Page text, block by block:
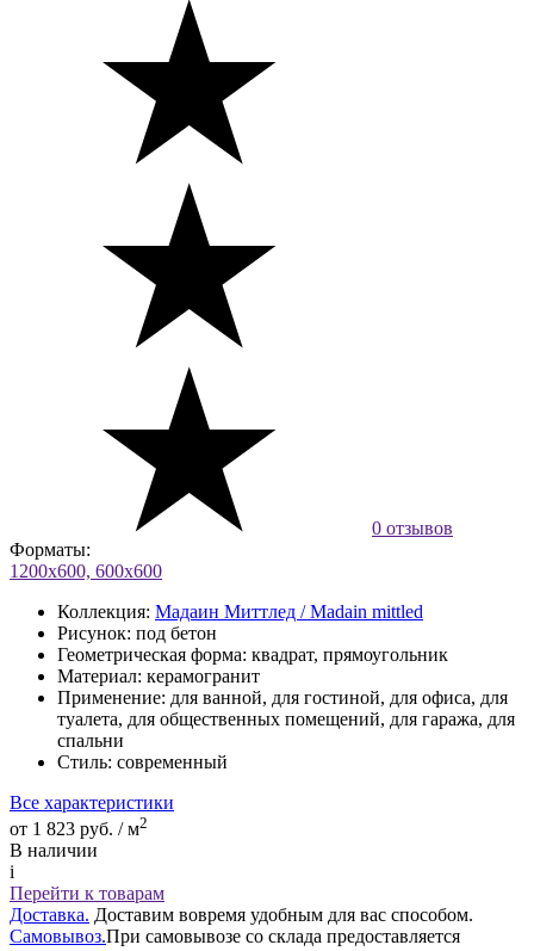
0 отзывов
Форматы:
1200х600, 600х600
Коллекция: Мадаин Миттлед / Madain mittled
Рисунок: под бетон
Геометрическая форма: квадрат, прямоугольник
Материал: керамогранит
Применение: для ванной, для гостиной, для офиса, для
туалета, для общественных помещений, для гаража, для
спальни
Стиль: современный
Все характеристики
от 1 823 руб. / м2
В наличии
i
Перейти к товарам
Доставка. Доставим вовремя удобным для вас способом.
Самовывоз.При самовывозе со склада предоставляется